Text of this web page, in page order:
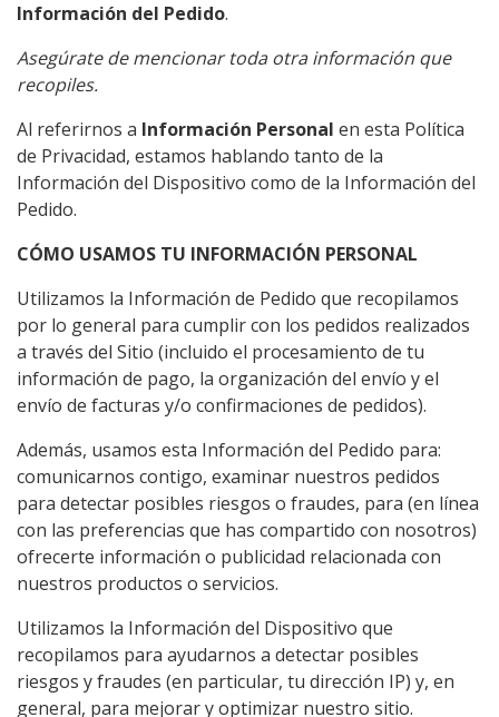
Información del Pedido.
Asegúrate de mencionar toda otra información que
recopiles.
Al referirnos a Información Personal en esta Política
de Privacidad, estamos hablando tanto de la
Información del Dispositivo como de la Información del
Pedido.
CÓMO USAMOS TU INFORMACIÓN PERSONAL
Utilizamos la Información de Pedido que recopilamos
por lo general para cumplir con los pedidos realizados
a través del Sitio (incluido el procesamiento de tu
información de pago, la organización del envío y el
envío de facturas y/o confirmaciones de pedidos).
Además, usamos esta Información del Pedido para:
comunicarnos contigo, examinar nuestros pedidos
para detectar posibles riesgos o fraudes, para (en línea
con las preferencias que has compartido con nosotros)
ofrecerte información o publicidad relacionada con
nuestros productos o servicios.
Utilizamos la Información del Dispositivo que
recopilamos para ayudarnos a detectar posibles
riesgos y fraudes (en particular, tu dirección IP) y, en
general, para mejorar y optimizar nuestro sitio.